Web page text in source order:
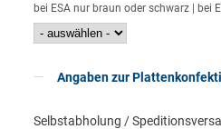
bei ESA nur braun oder schwarz | bei
Anzeigen
Angaben zur
Selbstabholung /